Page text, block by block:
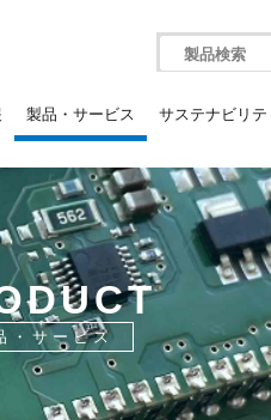
製品検索
製品・サービス サステナビリテ
・サービス